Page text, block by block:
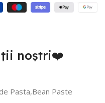
noștri❤️
Pasta,Bean Paste